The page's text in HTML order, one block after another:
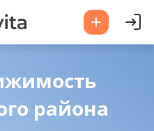
района
город